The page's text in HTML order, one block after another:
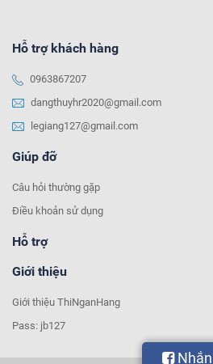
Hỗ trợ khách hàng
0963867207
dangthuyhr2020@gmail.com
legiang127@gmail.com
Giúp đỡ
Câu hỏi thường gặp
Điều khoản sử dụng
Hỗ trợ
Giới thiệu
Giới thiệu ThiNganHang
Pass: jb127
Nhắn